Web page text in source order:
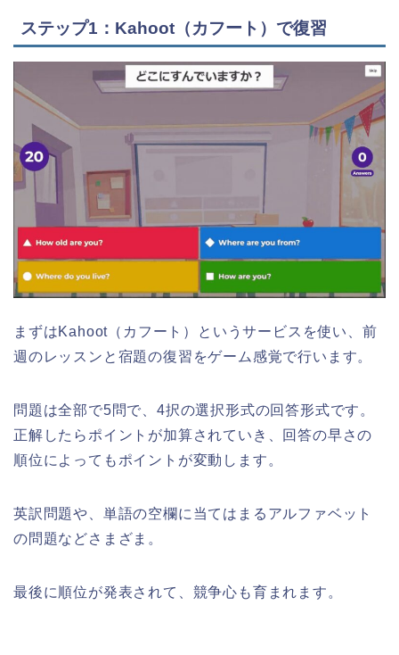
ステップ1：Kahoot（カフート）で復習
まずはKahoot（カフート）というサービスを使い、前
週のレッスンと宿題の復習をゲーム感覚で行います。
問題は全部で5問で、4択の選択形式の回答形式です。
正解したらポイントが加算されていき、回答の早さの
順位によってもポイントが変動します。
英訳問題や、単語の空欄に当てはまるアルファベット
の問題などさまざま。
最後に順位が発表されて、競争心も育まれます。